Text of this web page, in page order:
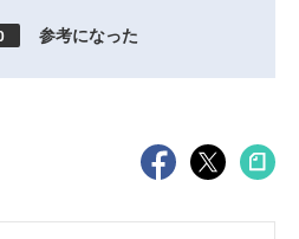
参考になった